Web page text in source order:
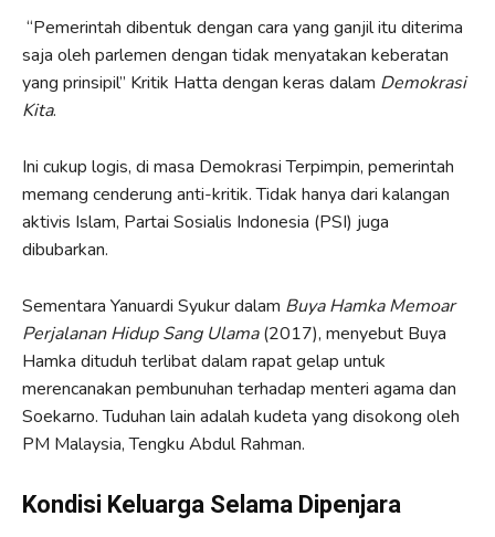
“Pemerintah dibentuk dengan cara yang ganjil itu diterima
saja oleh parlemen dengan tidak menyatakan keberatan
yang prinsipil” Kritik Hatta dengan keras dalam Demokrasi
Kita.
Ini cukup logis, di masa Demokrasi Terpimpin, pemerintah
memang cenderung anti-kritik. Tidak hanya dari kalangan
aktivis Islam, Partai Sosialis Indonesia (PSI) juga
dibubarkan.
Sementara Yanuardi Syukur dalam Buya Hamka Memoar
Perjalanan Hidup Sang Ulama(2017), menyebut Buya
Hamka dituduh terlibat dalam rapat gelap untuk
merencanakan pembunuhan terhadap menteri agama dan
Soekarno. Tuduhan lain adalah kudeta yang disokong oleh
PM Malaysia, Tengku Abdul Rahman.
Kondisi Keluarga Selama Dipenjara